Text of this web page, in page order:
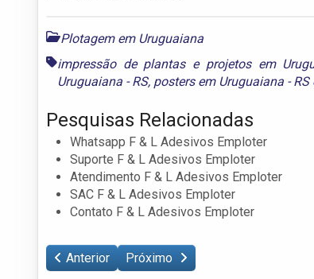
Plotagem em Uruguaiana
impressão de plantas e projetos em
Uruguaiana - RS, posters em Uruguaiana - RS
Pesquisas Relacionadas
Whatsapp F & L Adesivos Emploter
Suporte F & L Adesivos Emploter
Atendimento F & L Adesivos Emploter
SAC F & L Adesivos Emploter
Contato F & L Adesivos Emploter
Anterior Próximo